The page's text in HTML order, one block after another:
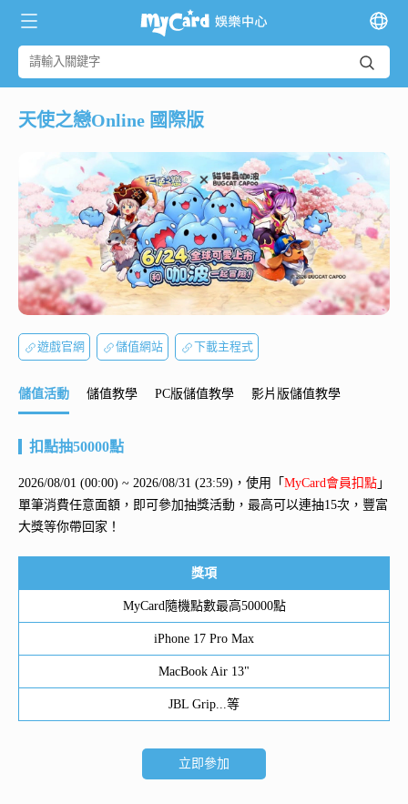
天使之戀Online 國際版
遊戲官網 儲值網站 下載主程式
儲值活動 儲值教學 PC版儲值教學 影片版儲值教學
扣點抽50000點
2026/08/01 (00:00) ~ 2026/08/31 (23:59)，使用「 MyCard會員扣點 」
單筆消費任意面額，即可參加抽獎活動，最高可以連抽15次，豐富
大獎等你帶回家！
獎項
MyCard隨機點數最高50000點
iPhone 17 Pro Max
MacBook Air 13"
JBL Grip...等
立即參加